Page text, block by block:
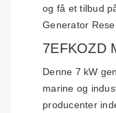
og få et tilbud
Generator
7EFKOZD
Denne 7 kW
marine og
producenter